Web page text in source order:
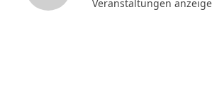
Veranstaltungen